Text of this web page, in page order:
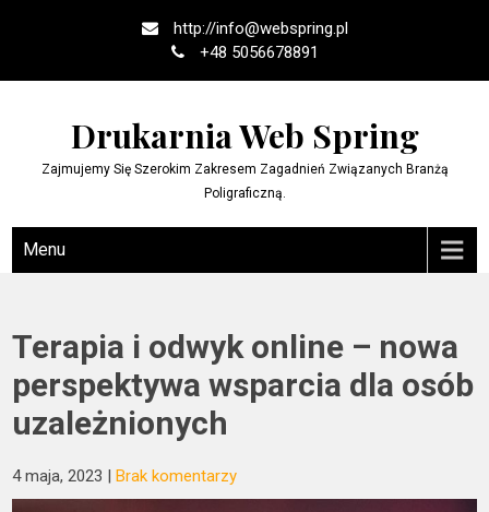
http://info@webspring.pl
+48 5056678891
Drukarnia Web Spring
Zajmujemy Się Szerokim Zakresem Zagadnień Związanych Branżą
Poligraficzną.
Menu
Terapia i odwyk online – nowa
perspektywa wsparcia dla osób
uzależnionych
4 maja, 2023 |Brak komentarzy